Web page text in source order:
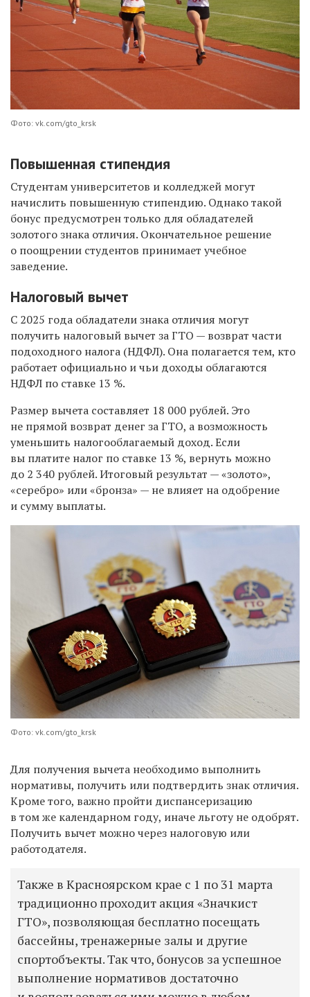
Фото: vk.com/gto_krsk
Повышенная стипендия
Студентам университетов и колледжей могут
начислить повышенную стипендию. Однако такой
бонус предусмотрен только для обладателей
золотого знака отличия. Окончательное решение
о поощрении студентов принимает учебное
заведение.
Налоговый вычет
С 2025 года обладатели знака отличия могут
получить налоговый вычет за ГТО — возврат части
подоходного налога (НДФЛ). Она полагается тем, кто
работает официально и чьи доходы облагаются
НДФЛ по ставке 13 %.
Размер вычета составляет 18 000 рублей. Это
не прямой возврат денег за ГТО, а возможность
уменьшить налогооблагаемый доход. Если
вы платите налог по ставке 13 %, вернуть можно
до 2 340 рублей. Итоговый результат — «золото»,
«серебро» или «бронза» — не влияет на одобрение
и сумму выплаты.
Фото: vk.com/gto_krsk
Для получения вычета необходимо выполнить
нормативы, получить или подтвердить знак отличия.
Кроме того, важно пройти диспансеризацию
в том же календарном году, иначе льготу не одобрят.
Получить вычет можно через налоговую или
работодателя.
Также в Красноярском крае с 1 по 31 марта
традиционно проходит акция «Значкист
ГТО», позволяющая бесплатно посещать
бассейны, тренажерные залы и другие
спортобъекты. Так что, бонусов за успешное
выполнение нормативов достаточно